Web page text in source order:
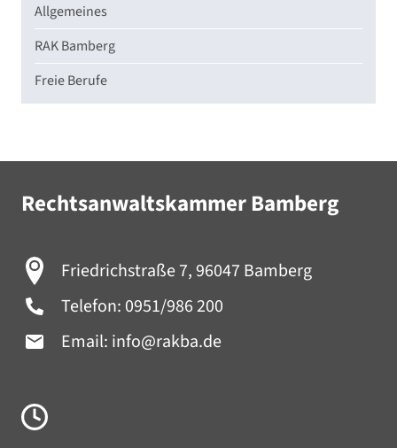
Allgemeines
RAK Bamberg
Freie Berufe
Rechtsanwaltskammer Bamberg
Friedrichstraße 7, 96047 Bamberg
Telefon: 0951/986 200
Email: info@rakba.de